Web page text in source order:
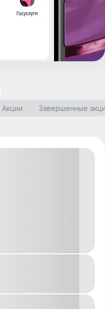
Акции Завершенные